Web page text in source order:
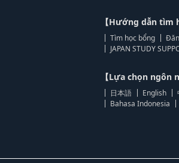
【Hướng dẫn tìm
Tìm học bổng
JAPAN STUDY
【Lựa chọn ngôn
日本語 English
Bahasa Indonesia